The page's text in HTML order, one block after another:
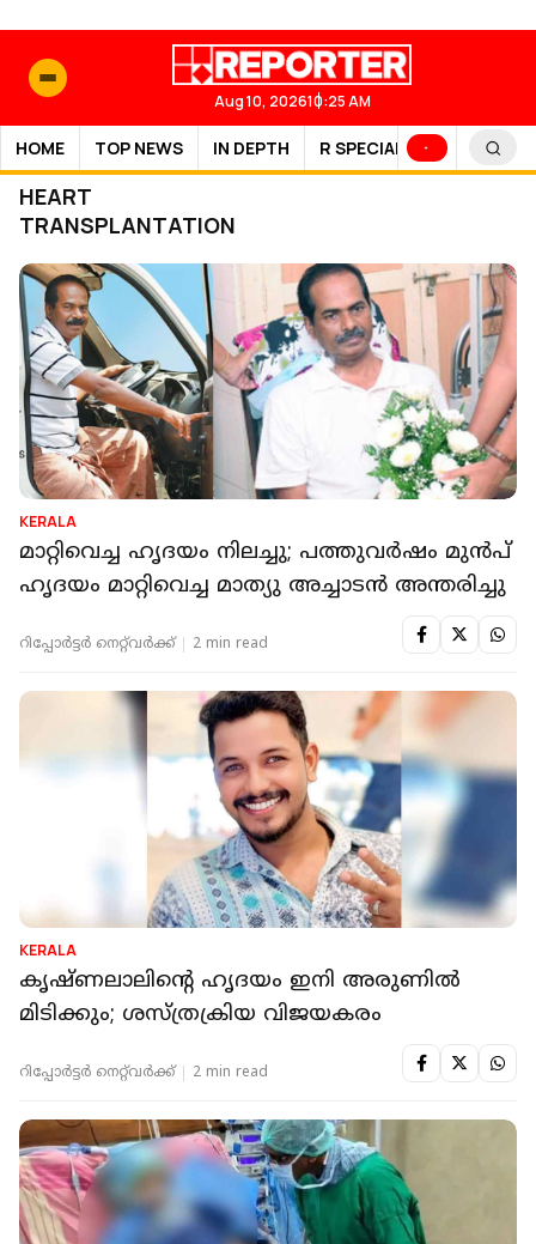
Aug 10, 202610:25 AM
HOME TOP NEWS IN DEPTH R SPECIAL SPORTS
HEART
TRANSPLANTATION
KERALA
മാറ്റിവെച്ച ഹൃദയം നിലച്ചു; പത്തുവര്‍ഷം മുന്‍പ്
ഹൃദയം മാറ്റിവെച്ച മാത്യു അച്ചാടന്‍ അന്തരിച്ചു
റിപ്പോർട്ടർ നെറ്റ്‌വര്‍ക്ക്‌ 2 min read
KERALA
കൃഷ്ണലാലിന്റെ ഹൃദയം ഇനി അരുണില്‍
മിടിക്കും; ശസ്ത്രക്രിയ വിജയകരം
റിപ്പോർട്ടർ നെറ്റ്‌വര്‍ക്ക്‌ 2 min read